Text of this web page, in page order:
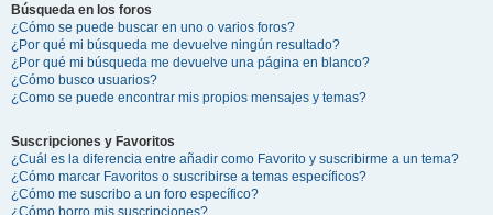
Búsqueda en los foros
¿Cómo se puede buscar en uno o varios foros?
¿Por qué mi búsqueda me devuelve ningún resultado?
¿Por qué mi búsqueda me devuelve una página en blanco?
¿Cómo busco usuarios?
¿Como se puede encontrar mis propios mensajes y temas?
Suscripciones y Favoritos
¿Cuál es la diferencia entre añadir como Favorito y suscribirme a un tema?
¿Cómo marcar Favoritos o suscribirse a temas específicos?
¿Cómo me suscribo a un foro específico?
¿Cómo borro mis suscripciones?